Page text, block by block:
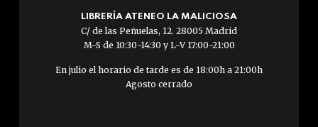
LIBRERÍA ATENEO LA MALICIOSA
C/ de las Peñuelas, 12. 28005 Madrid
M-S de 10:30-14:30 y L-V 17:00-21:00
En julio el horario de tarde es de 18:00h a 21:00h
Agosto cerrado